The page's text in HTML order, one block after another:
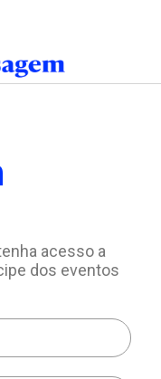
acesso a
dos eventos